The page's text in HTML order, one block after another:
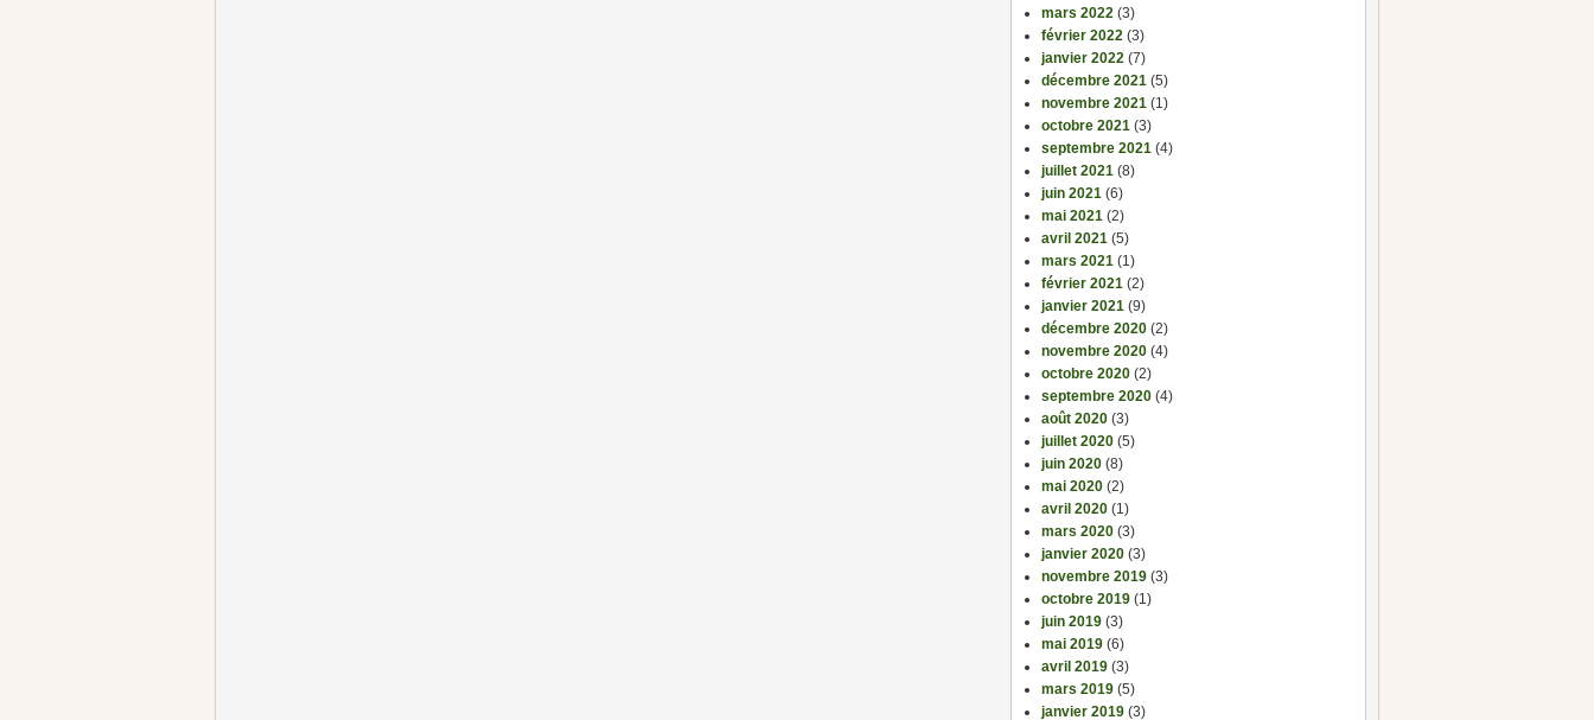
mars 2022 (3)
février 2022 (3)
janvier 2022 (7)
décembre 2021 (5)
novembre 2021 (1)
octobre 2021 (3)
septembre 2021 (4)
juillet 2021 (8)
juin 2021 (6)
mai 2021 (2)
avril 2021 (5)
mars 2021 (1)
février 2021 (2)
janvier 2021 (9)
décembre 2020 (2)
novembre 2020 (4)
octobre 2020 (2)
septembre 2020 (4)
août 2020 (3)
juillet 2020 (5)
juin 2020 (8)
mai 2020 (2)
avril 2020 (1)
mars 2020 (3)
janvier 2020 (3)
novembre 2019 (3)
octobre 2019 (1)
juin 2019 (3)
mai 2019 (6)
avril 2019 (3)
mars 2019 (5)
janvier 2019 (3)